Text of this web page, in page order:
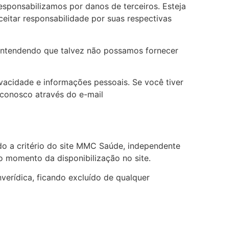
por danos de terceiros. Esteja
responsabilidade por suas respectivas
que talvez não possamos fornecer
e informações pessoais. Se você tiver
através do e-mail
a critério do site MMC Saúde, independente
da disponibilização no site.
ficando excluído de qualquer